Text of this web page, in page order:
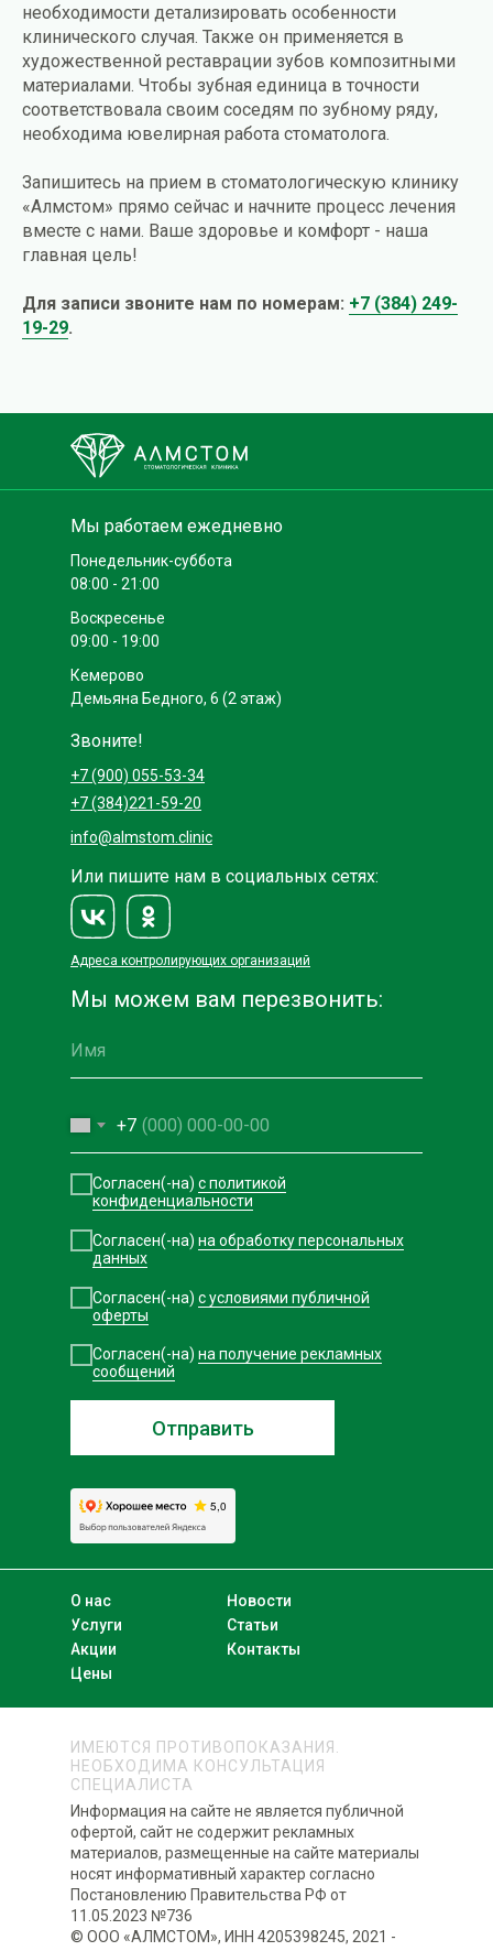
необходимости детализировать особенности
клинического случая. Также он применяется в
художественной реставрации зубов композитными
материалами. Чтобы зубная единица в точности
соответствовала своим соседям по зубному ряду,
необходима ювелирная работа стоматолога.
Запишитесь на прием в стоматологическую клинику
«Алмстом» прямо сейчас и начните процесс лечения
вместе с нами. Ваше здоровье и комфорт - наша
главная цель!
Для записи звоните нам по номерам: +7 (384) 249-
19-29.
Понедельник-суббота
08:00 - 21:00
Мы можем вам перезвонить:
Мы работаем ежедневно
Звоните!
+7 (900) 055-53-34
Воскресенье
09:00 - 19:00
Кемерово
Демьяна Бедного, 6 (2 этаж)
info@almstom.clinic
Или пишите нам в социальных сетях:
Адреса контролирующих организаций
О нас
Услуги
Акции
Цены
Новости
+7
Согласен(-на) с политикой
конфиденциальности
Согласен(-на) на обработку персональных
данных
Согласен(-на) с условиями публичной
оферты
Согласен(-на) на получение рекламных
сообщений
Отправить
Статьи
Контакты
+7 (384)221-59-20
ИМЕЮТСЯ ПРОТИВОПОКАЗАНИЯ.
НЕОБХОДИМА КОНСУЛЬТАЦИЯ
СПЕЦИАЛИСТА
Информация на сайте не является публичной
офертой, сайт не содержит рекламных
материалов, размещенные на сайте материалы
носят информативный характер согласно
Постановлению Правительства РФ от
11.05.2023 №736
© ООО «АЛМСТОМ», ИНН 4205398245, 2021 -